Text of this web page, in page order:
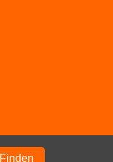
Finden